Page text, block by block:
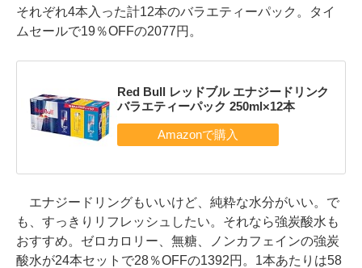
それぞれ4本入った計12本のバラエティーパック。タイ
ムセールで19％OFFの2077円。
Red Bull レッドブル エナジードリンク
バラエティーパック 250ml×12本
エナジードリングもいいけど、純粋な水分がいい。で
も、すっきりリフレッシュしたい。それなら強炭酸水も
おすすめ。ゼロカロリー、無糖、ノンカフェインの強炭
酸水が24本セットで28％OFFの1392円。1本あたりは58